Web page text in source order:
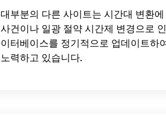
대부분의 다른 사이트는 시간대 변환
사건이나 일광 절약 시간제 변경으로
이터베이스를 정기적으로 업데이트하
노력하고 있습니다.